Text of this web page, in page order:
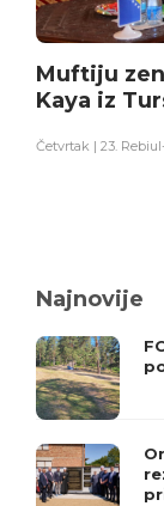
Muftiju
Kaya iz
Četvrtak | 23.
Najnovije